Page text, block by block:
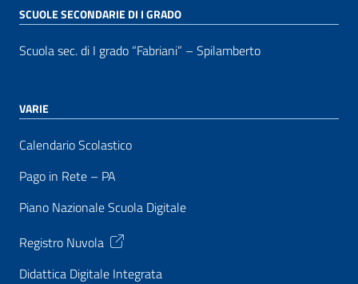
SCUOLE SECONDARIE DI I GRADO
Scuola sec. di I grado “Fabriani” – Spilamberto
VARIE
Calendario Scolastico
Pago in Rete – PA
Piano Nazionale Scuola Digitale
Registro Nuvola
Didattica Digitale Integrata